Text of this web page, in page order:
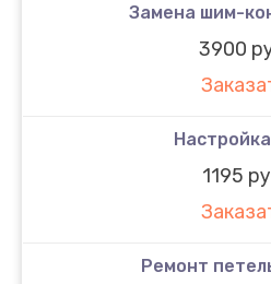
Замена шим-
3900
1195
Ремонт